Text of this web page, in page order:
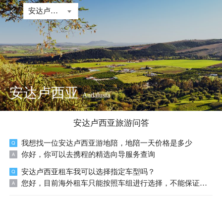
 安达卢西亚
安达卢西亚Andalusia
安达卢西亚旅游问答
我想找一位安达卢西亚游地陪，地陪一天价格是多少
你好，你可以去携程的精选向导服务查询
安达卢西亚租车我可以选择指定车型吗？
您好，目前海外租车只能按照车组进行选择，不能保证您取到您想要的车型。抵达门店后，您可在指定车组中任意选择自己喜欢的车辆。